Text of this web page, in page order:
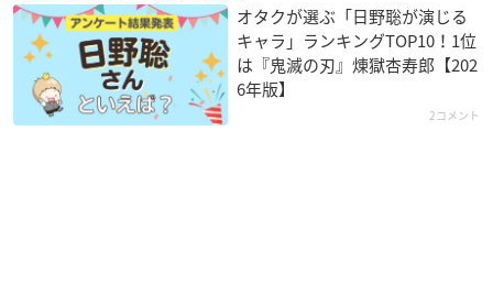
オタクが選ぶ「日野聡が演じる
キャラ」ランキングTOP10！1位
は『鬼滅の刃』煉󠄁獄杏寿郎【202
6年版】
2コメント